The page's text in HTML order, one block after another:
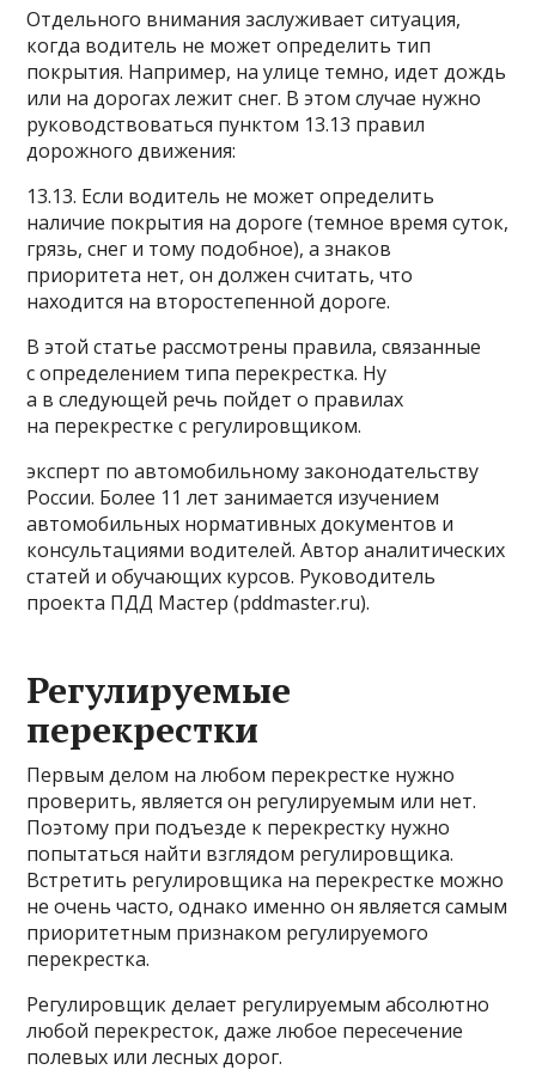
Отдельного внимания заслуживает ситуация,
когда водитель не может определить тип
покрытия. Например, на улице темно, идет дождь
или на дорогах лежит снег. В этом случае нужно
руководствоваться пунктом 13.13 правил
дорожного движения:
13.13. Если водитель не может определить
наличие покрытия на дороге (темное время суток,
грязь, снег и тому подобное), а знаков
приоритета нет, он должен считать, что
находится на второстепенной дороге.
В этой статье рассмотрены правила, связанные
с определением типа перекрестка. Ну
а в следующей речь пойдет о правилах
на перекрестке с регулировщиком.
эксперт по автомобильному законодательству
России. Более 11 лет занимается изучением
автомобильных нормативных документов и
консультациями водителей. Автор аналитических
статей и обучающих курсов. Руководитель
проекта ПДД Мастер (pddmaster.ru).
Регулируемые
перекрестки
Первым делом на любом перекрестке нужно
проверить, является он регулируемым или нет.
Поэтому при подъезде к перекрестку нужно
попытаться найти взглядом регулировщика.
Встретить регулировщика на перекрестке можно
не очень часто, однако именно он является самым
приоритетным признаком регулируемого
перекрестка.
Регулировщик делает регулируемым абсолютно
любой перекресток, даже любое пересечение
полевых или лесных дорог.